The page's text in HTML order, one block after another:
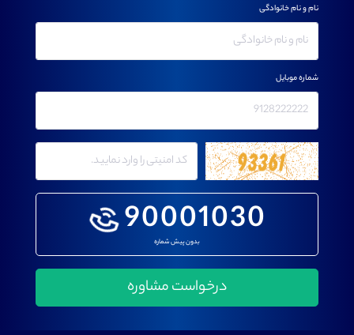
90001030
بدون پیش شماره
نام و نام خانوادگی
شماره موبایل